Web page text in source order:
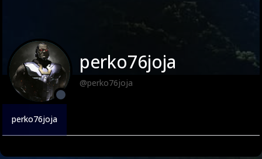
perko76joja
@perko76joja
perko76joja